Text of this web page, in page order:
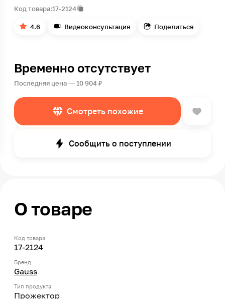
Код товара:17-2124
4.6 Видеоконсультация Поделиться
Временно отсутствует
Последняя цена — 10 904 ₽
Смотреть похожие
Сообщить о поступлении
О товаре
Код товара
17-2124
Бренд
Gauss
Тип продукта
Прожектор